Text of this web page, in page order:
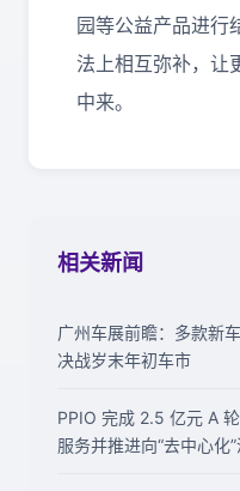
园等公益产品进行
法上相互弥补，让
中来。
相关新闻
广州车展前瞻：多款新
决战岁末年初车市
PPIO 完成 2.5 亿元 A
服务并推进向“去中心化